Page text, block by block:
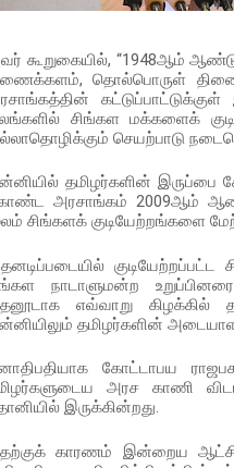
கூறுகையில், “1948ஆம்
தொல்பொருள்
சிங்கள மக்களைக்
செயற்பாடு
தமிழர்களின் இருப்பை
அரசாங்கம் 2009ஆம்
சிங்களக் குடியேற்றங்களை
நாடாளுமன்ற
எவ்வாறு
தமிழர்களின்
கோட்டாபய
அரச காணி
இருக்கின்றது.
காரணம் இன்றைய